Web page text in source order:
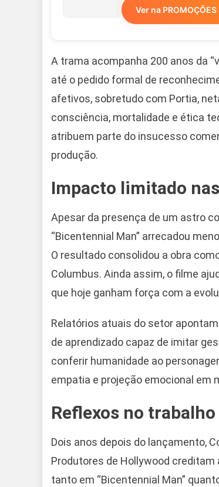
Ver na PROMOÇÕES
A trama acompanha 200 anos da
até o pedido formal de
afetivos, sobretudo com Portia,
consciência, mortalidade e ética
atribuem parte do insucesso
produção.
Impacto limitado
Apesar da presença de um astro
“Bicentennial Man” arrecadou
O resultado consolidou a obra
Columbus. Ainda assim, o filme
que hoje ganham força com a
Relatórios atuais do setor
de aprendizado capaz de imitar
conferir humanidade ao
empatia e projeção emocional em
Reflexos no
Dois anos depois do lançamento,
Produtores de Hollywood
tanto em “Bicentennial Man”